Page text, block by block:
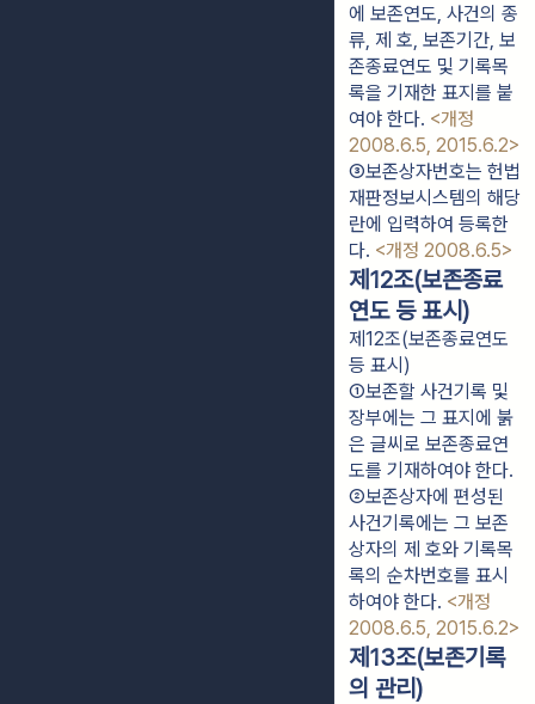
에 보존연도, 사건의 종
류, 제 호, 보존기간, 보
존종료연도 및 기록목
록을 기재한 표지를 붙
여야 한다. <개정
2008.6.5, 2015.6.2>
③보존상자번호는 헌법
재판정보시스템의 해당
란에 입력하여 등록한
다. <개정 2008.6.5>
제12조(보존종료
연도 등 표시)
제12조(보존종료연도
등 표시)
①보존할 사건기록 및
장부에는 그 표지에 붉
은 글씨로 보존종료연
도를 기재하여야 한다.
②보존상자에 편성된
사건기록에는 그 보존
상자의 제 호와 기록목
록의 순차번호를 표시
하여야 한다. <개정
2008.6.5, 2015.6.2>
제13조(보존기록
의 관리)